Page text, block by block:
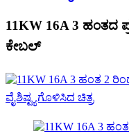
11KW 16A 3 ಹಂತದ
ಕೇಬಲ್